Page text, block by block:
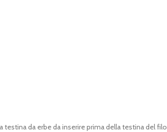
da erbe da inserire prima della testina del filo